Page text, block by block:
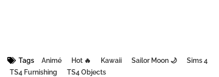
Tags Animé Hot 🔥 Kawaii Sailor Moon 🌙
Sims 4
TS4 Furnishing
TS4 Objects